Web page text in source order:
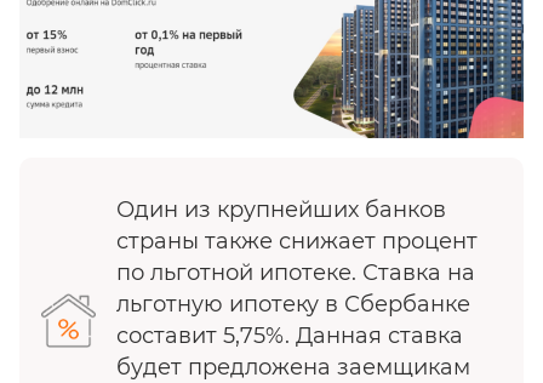
Один из крупнейших банков
страны также снижает процент
по льготной ипотеке. Ставка на
льготную ипотеку в Сбербанке
составит 5,75%. Данная ставка
будет предложена заемщикам